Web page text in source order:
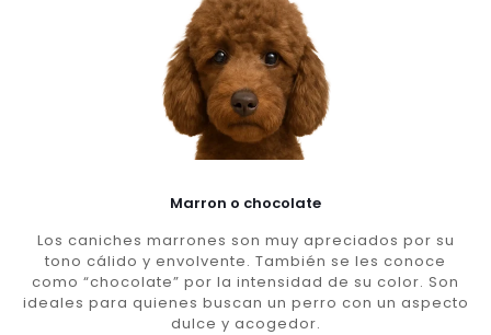
Marron o chocolate
Los caniches marrones son muy apreciados por su
tono cálido y envolvente. También se les conoce
como “chocolate” por la intensidad de su color. Son
ideales para quienes buscan un perro con un aspecto
dulce y acogedor.